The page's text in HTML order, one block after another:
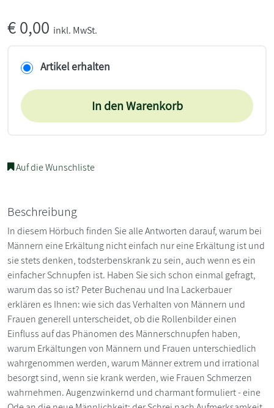
€0,00 inkl. MwSt.
Artikel erhalten
In den Warenkorb
Auf die Wunschliste
Beschreibung
In diesem Hörbuch finden Sie alle Antworten darauf, warum bei
Männern eine Erkältung nicht einfach nur eine Erkältung ist und
sie stets denken, todsterbenskrank zu sein, auch wenn es ein
einfacher Schnupfen ist. Haben Sie sich schon einmal gefragt,
warum das so ist? Peter Buchenau und Ina Lackerbauer
erklären es Ihnen: wie sich das Verhalten von Männern und
Frauen generell unterscheidet, ob die Rollenbilder einen
Einfluss auf das Phänomen des Männerschnupfen haben,
warum Erkältungen von Männern und Frauen unterschiedlich
wahrgenommen werden, warum Männer extrem und irrational
besorgt sind, wenn sie krank werden, wie Frauen Schmerzen
wahrnehmen. Augenzwinkernd und charmant formuliert - eine